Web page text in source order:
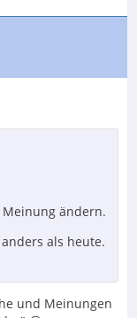
Meinung ändern.
als heute.
und Meinungen